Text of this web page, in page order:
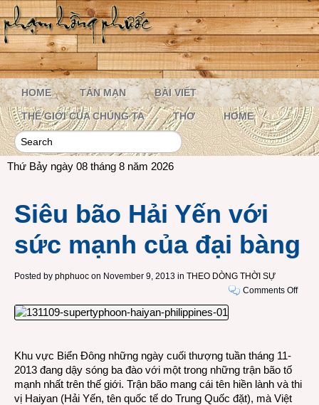
HOME TẢN MẠN BÀI VIẾT
THẾ GIỚI CỦA CHÚNG TA THƠ HOME
Thứ Bảy ngày 08 tháng 8 năm 2026
Siêu bão Hải Yến với
sức mạnh của đại bàng
Posted by phphuoc on November 9, 2013 in THEO DÒNG THỜI SỰ
Comments Offon
mạnh
Khu vực Biển Đông những ngày cuối thượng tuần tháng 11-
2013 đang dậy sóng ba đào với một trong những trận bão tố
mạnh nhất trên thế giới. Trận bão mang cái tên hiền lành và thi
vị Haiyan (Hải Yến, tên quốc tế do Trung Quốc đặt), mà Việt